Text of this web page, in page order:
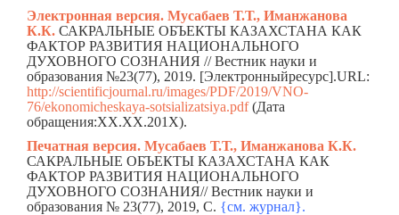
Электронная версия. Мусабаев Т.Т., Иманжанова
К.К. САКРАЛЬНЫЕ ОБЪЕКТЫ КАЗАХСТАНА КАК
ФАКТОР РАЗВИТИЯ НАЦИОНАЛЬНОГО
ДУХОВНОГО СОЗНАНИЯ // Вестник науки и
образования №23(77), 2019. [Электронныйресурс].URL:
http://scientificjournal.ru/images/PDF/2019/VNO-
76/ekonomicheskaya-sotsializatsiya.pdf(Дата
обращения:ХХ.ХХ.201Х).
Печатная версия. Мусабаев Т.Т., Иманжанова К.К.
САКРАЛЬНЫЕ ОБЪЕКТЫ КАЗАХСТАНА КАК
ФАКТОР РАЗВИТИЯ НАЦИОНАЛЬНОГО
ДУХОВНОГО СОЗНАНИЯ// Вестник науки и
образования № 23(77), 2019, C. {см. журнал}.